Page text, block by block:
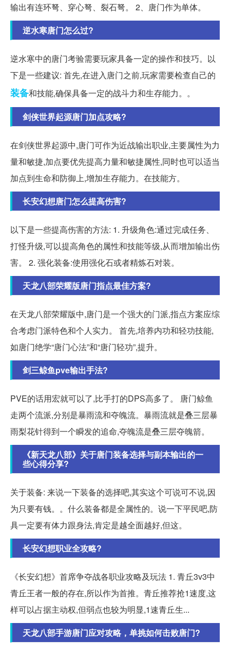
输出有连环弩、穿心弩、裂石弩。 2、唐门作为单体。
逆水寒唐门怎么过?
逆水寒中的唐门考验需要玩家具备一定的操作和技巧。以
下是一些建议: 首先,在进入唐门之前,玩家需要检查自己的
装备和技能,确保具备一定的战斗力和生存能力。。
剑侠世界起源唐门加点攻略?
在剑侠世界起源中,唐门可作为近战输出职业,主要属性为力
量和敏捷,加点要优先提高力量和敏捷属性,同时也可以适当
加点到生命和防御上,增加生存能力。在技能方。
长安幻想唐门怎么提高伤害?
以下是一些提高伤害的方法: 1. 升级角色:通过完成任务、
打怪升级,可以提高角色的属性和技能等级,从而增加输出伤
害。 2. 强化装备:使用强化石或者精炼石对装。
天龙八部荣耀版唐门指点最佳方案?
在天龙八部荣耀版中,唐门是一个强大的门派,指点方案应综
合考虑门派特色和个人实力。 首先,培养内功和轻功技能,
如唐门绝学“唐门心法”和“唐门轻功”,提升。
剑三鲸鱼pve输出手法?
PVE的话用宏就可以了,比手打的DPS高多了。 唐门鲸鱼
走两个流派,分别是暴雨流和夺魄流。暴雨流就是叠三层暴
雨梨花针得到一个瞬发的追命,夺魄流是叠三层夺魄箭。
《新天龙八部》关于唐门装备选择与副本输出的一
些心得分享?
关于装备: 来说一下装备的选择吧,其实这个可说可不说,因
为只要有钱。。什么装备都是全属性的。说一下平民吧,防
具一定要有体力跟身法,肯定是越全面越好,但这。
长安幻想职业全攻略?
《长安幻想》首席争夺战各职业攻略及玩法 1. 青丘3v3中
青丘王者一般的存在,所以作为首推。青丘推荐抢1速度,这
样可以占据主动权,但弱点也较为明显,1速青丘生...
天龙八部手游唐门应对攻略，单挑如何击败唐门?